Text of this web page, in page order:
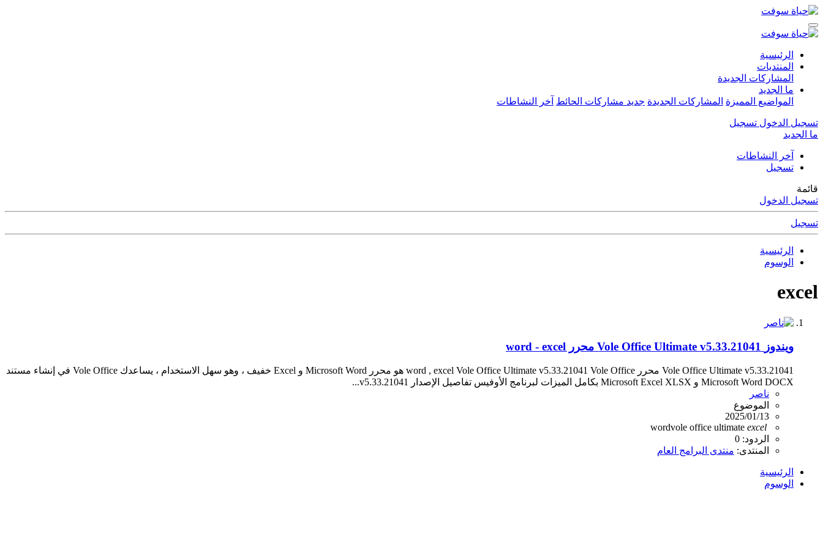
الرئيسية
المنتديات
المشاركات الجديدة
ما الجديد
المواضيع المميزة المشاركات الجديدة جديد مشاركات الحائط آخر النشاطات
تسجيل الدخول تسجيل
ما الجديد
آخر النشاطات
تسجيل
قائمة
تسجيل الدخول
تسجيل
الرئيسية
الوسوم
excel
ويندوز Vole Office Ultimate v5.33.21041 محرر word - excel
Vole Office Ultimate v5.33.21041 محرر word , excel Vole Office Ultimate v5.33.21041 Vole Office هو محرر Microsoft Word و Excel خفيف ، وهو سهل الاستخدام ، يساعدك Vole Office في إنشاء مستند
Microsoft Word DOCX و Microsoft Excel XLSX بكامل الميزات لبرنامج الأوفيس تفاصيل الإصدار v5.33.21041...
ناصر
الموضوع
2025/01/13
excel
vole office ultimate
word
الردود: 0
المنتدى: منتدى البرامج العام
الرئيسية
الوسوم